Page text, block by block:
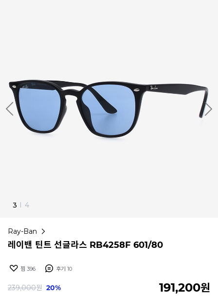
4 I 4
Ray-Ban
레이밴 틴트 선글라스 RB4258F 601/80
찜 396 후기 10
239,000원 20% 191,200원